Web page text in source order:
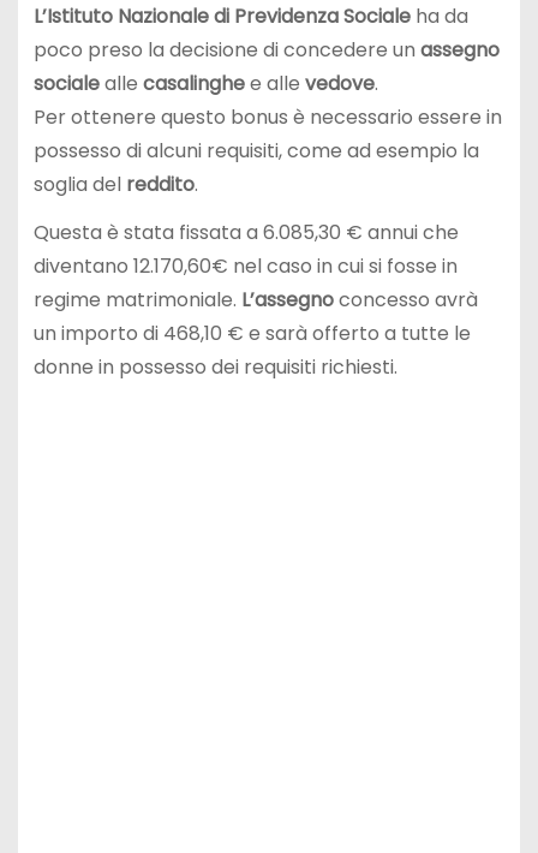
L’Istituto Nazionale di Previdenza Socialeha da
poco preso la decisione di concedere un assegno
socialealle casalinghee alle vedove.
Per ottenere questo bonus è necessario essere in
possesso di alcuni requisiti, come ad esempio la
soglia del reddito.
Questa è stata fissata a 6.085,30 € annui che
diventano 12.170,60€ nel caso in cui si fosse in
regime matrimoniale. L’assegnoconcesso avrà
un importo di 468,10 € e sarà offerto a tutte le
donne in possesso dei requisiti richiesti.